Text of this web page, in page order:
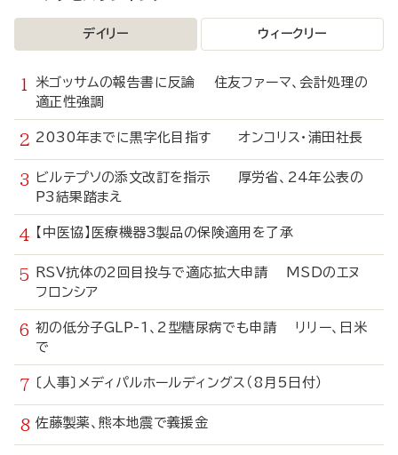
デイリー ウィークリー
米ゴッサムの報告書に反論 住友ファーマ、会計処理の
適正性強調
2030年までに黒字化目指す オンコリス・浦田社長
ビルテプソの添文改訂を指示 厚労省、24年公表の
P3結果踏まえ
【中医協】医療機器3製品の保険適用を了承
RSV抗体の2回目投与で適応拡大申請 MSDのエヌ
フロンシア
初の低分子GLP-1、2型糖尿病でも申請 リリー、日米
で
〔人事〕メディパルホールディングス（8月5日付）
佐藤製薬、熊本地震で義援金